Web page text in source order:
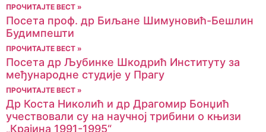
ПРОЧИТАЈТЕ ВЕСТ »
Посета проф. др Биљане Шимуновић-Бешлин
Будимпешти
ПРОЧИТАЈТЕ ВЕСТ »
Посета др Љубинке Шкодрић Институту за
међународне студије у Прагу
ПРОЧИТАЈТЕ ВЕСТ »
Др Коста Николић и др Драгомир Бонџић
учествовали су на научној трибини о књизи
„Крајина 1991-1995“